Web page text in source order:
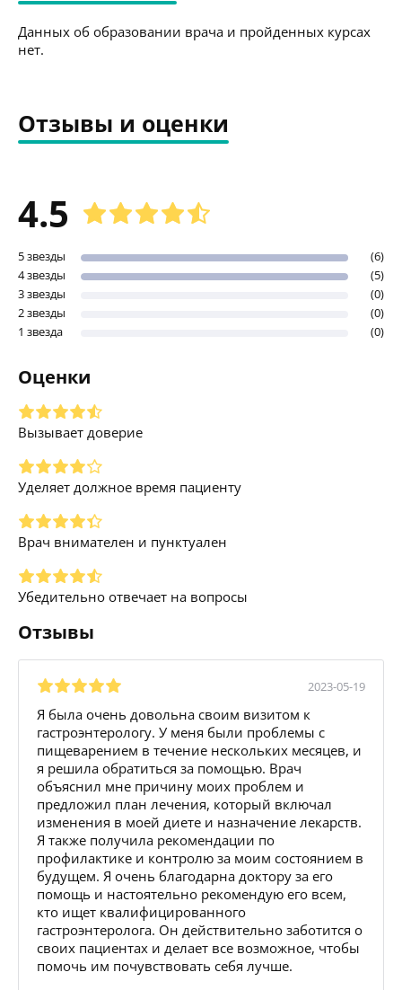
Данных об образовании врача и пройденных курсах
нет.
Отзывы и оценки
4.5
5 звезды
(6)
4 звезды
(5)
3 звезды
(0)
2 звезды
(0)
1 звезда
(0)
Оценки
Вызывает доверие
Уделяет должное время пациенту
Врач внимателен и пунктуален
Убедительно отвечает на вопросы
Отзывы
2023-05-19
Я была очень довольна своим визитом к
гастроэнтерологу. У меня были проблемы с
пищеварением в течение нескольких месяцев, и
я решила обратиться за помощью. Врач
объяснил мне причину моих проблем и
предложил план лечения, который включал
изменения в моей диете и назначение лекарств.
Я также получила рекомендации по
профилактике и контролю за моим состоянием в
будущем. Я очень благодарна доктору за его
помощь и настоятельно рекомендую его всем,
кто ищет квалифицированного
гастроэнтеролога. Он действительно заботится о
своих пациентах и делает все возможное, чтобы
помочь им почувствовать себя лучше.